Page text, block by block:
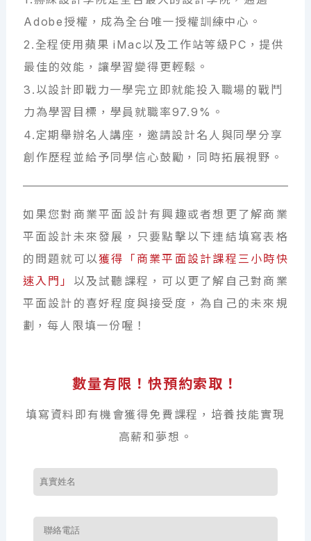
Adobe授權，成為全台唯一授權訓練中心。
2.全程使用蘋果 iMac以及工作站等級PC，提供
最佳的效能，讓學習變得更輕鬆。
3.以設計即戰力一學完立即就能投入職場的戰鬥
力為學習目標，學員就職率97.9%。
4.定期舉辦名人講座，邀請設計名人與同學分享
創作歷程並給予同學信心鼓勵，同時拓展視野。
如果您對商業平面設計有興趣或者想更了解商業
平面設計未來發展，只要點擊以下連結填寫表格
的問題就可以獲得「商業平面設計課程三小時快
速入門」 以及試聽課程，可以更了解自己對商業
平面設計的喜好程度與接受度，為自己的未來規
劃，每人限填一份喔！
數量有限！快預約索取！
填寫資料即有機會獲得免費課程，培養技能實現
高薪和夢想。